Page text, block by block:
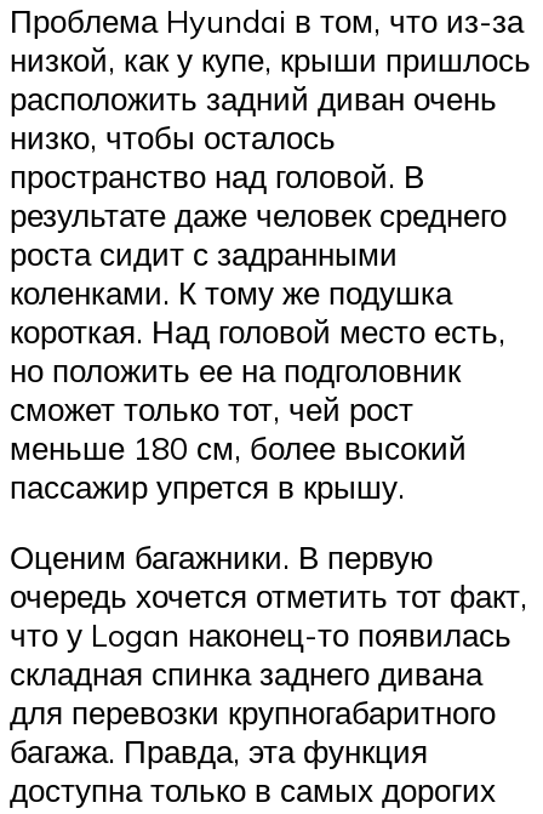
Проблема Hyundai в том, что из-за
низкой, как у купе, крыши пришлось
расположить задний диван очень
низко, чтобы осталось
пространство над головой. В
результате даже человек среднего
роста сидит с задранными
коленками. К тому же подушка
короткая. Над головой место есть,
но положить ее на подголовник
сможет только тот, чей рост
меньше 180 см, более высокий
пассажир упрется в крышу.
Оценим багажники. В первую
очередь хочется отметить тот факт,
что у Logan наконец-то появилась
складная спинка заднего дивана
для перевозки крупногабаритного
багажа. Правда, эта функция
доступна только в самых дорогих